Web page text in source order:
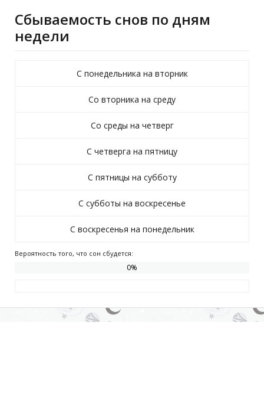
Сбываемость снов по дням
недели
С понедельника на вторник
Со вторника на среду
Со среды на четверг
С четверга на пятницу
С пятницы на субботу
С субботы на воскресенье
С воскресенья на понедельник
Вероятность того, что сон сбудется:
0%